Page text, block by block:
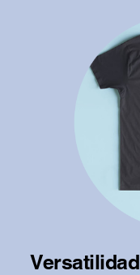
Versatilidad